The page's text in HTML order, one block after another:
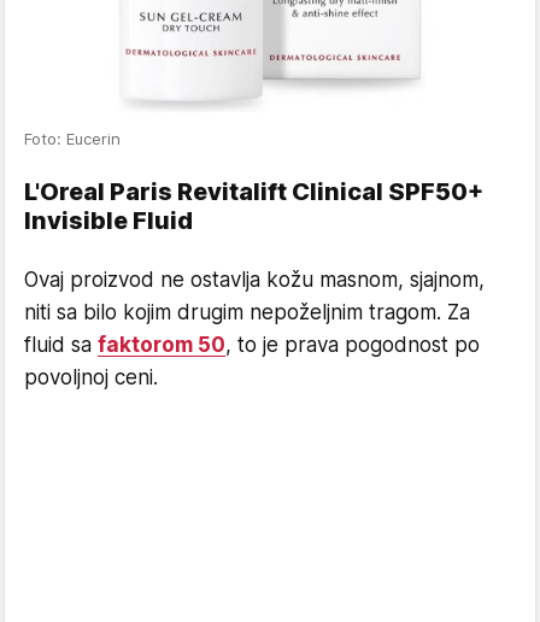
Foto: Eucerin
L'Oreal Paris Revitalift Clinical SPF50+
Invisible Fluid
Ovaj proizvod ne ostavlja kožu masnom, sjajnom,
niti sa bilo kojim drugim nepoželjnim tragom. Za
fluid sa faktorom 50, to je prava pogodnost po
povoljnoj ceni.